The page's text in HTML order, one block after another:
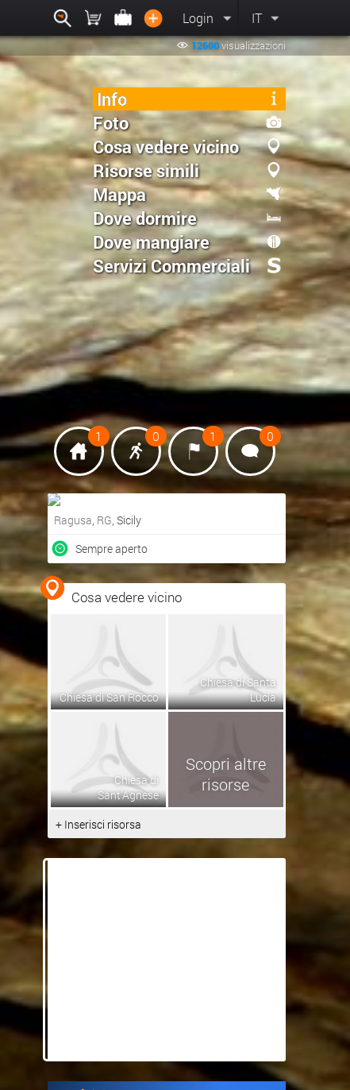
Login IT
12600visualizzazioni
Info
Foto
Cosa vedere vicino
Risorse simili
Mappa
Dove dormire
Dove mangiare
Servizi Commerciali
1 0 1 0
Visualizza mappa
Ragusa, RG, Sicily
Sempre aperto
Cosa vedere vicino
Chiesa di San Rocco
Chiesa di Santa
Lucia
Chiesa di
Sant'Agnese
Scopri altre
risorse
+ Inserisci risorsa